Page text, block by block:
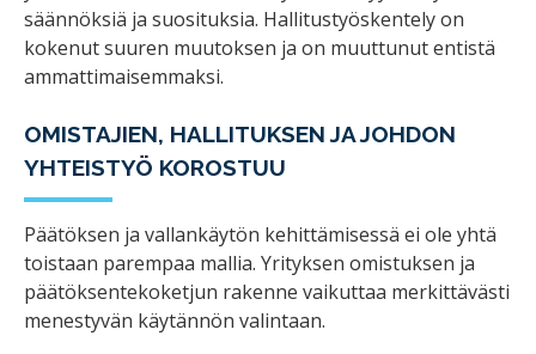
säännöksiä ja suosituksia. Hallitustyöskentely on
kokenut suuren muutoksen ja on muuttunut entistä
ammattimaisemmaksi.
OMISTAJIEN, HALLITUKSEN JA JOHDON
YHTEISTYÖ KOROSTUU
Päätöksen ja vallankäytön kehittämisessä ei ole yhtä
toistaan parempaa mallia. Yrityksen omistuksen ja
päätöksentekoketjun rakenne vaikuttaa merkittävästi
menestyvän käytännön valintaan.